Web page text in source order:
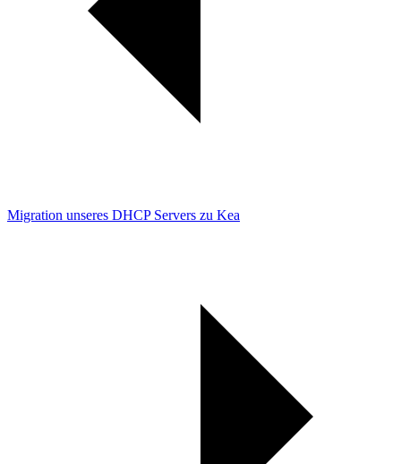
Migration unseres DHCP Servers zu Kea